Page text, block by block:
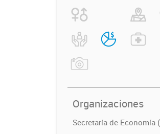
Organizaciones
Secretaría de Economía